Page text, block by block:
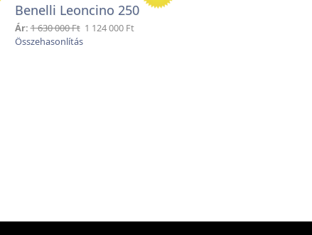
Benelli Leoncino 250
Ár:1 630 000 Ft 1 124 000 Ft